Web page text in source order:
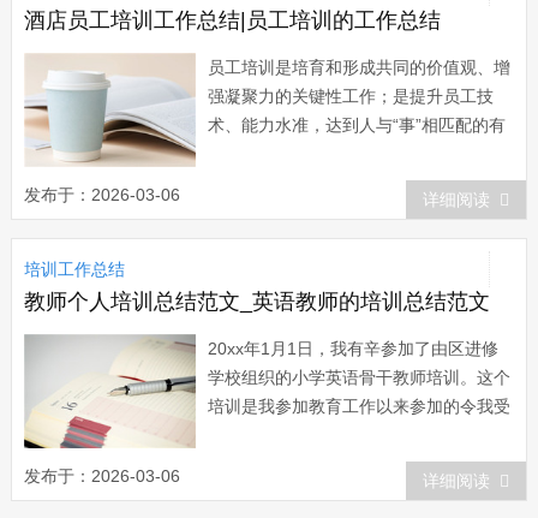
学生及教育...
酒店员工培训工作总结|员工培训的工作总结
员工培训是培育和形成共同的价值观、增
强凝聚力的关键性工作；是提升员工技
术、能力水准，达到人与“事”相匹配的有
施；是建立学习型组织的最佳手段。为加
强居然之家XX店的培训管理，20xx年第
二季度共组织培训近20场。 4月我店
组织了ERP系统及考试、财务收银技能
大...
发布于：2026-03-06 详细阅读
培训工作总结
教师个人培训总结范文_英语教师的培训总结范文
20xx年1月1日，我有辛参加了由区进修
学校组织的小学英语骨干教师培训。这个
培训是我参加教育工作以来参加的令我受
小学英语教师的培训，我学到了许多新的
知识和教学方法，提高了自身的基本素
发布于：2026-03-06 详细阅读